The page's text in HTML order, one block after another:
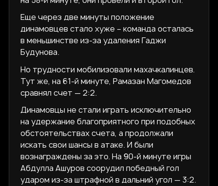
Еще через две минуты положение
динамовцев стало хуже – команда осталась
в меньшинстве из-за удаления Гаджи
Будунова.
Но трудности мобилизовали махачкалинцев.
Тут же, на 61-й минуте, Рамазан Магомедов
сравнял счет — 2:2.
Динамовцы не стали играть исключительно
на удержание благоприятного при подобных
обстоятельствах счета, а продолжали
искать свои шансы в атаке. И были
вознаграждены за это. На 90-й минуте игры
Абдулла Ашуров соорудил победный гол
ударом из-за штрафной в дальний угол — 3:2.